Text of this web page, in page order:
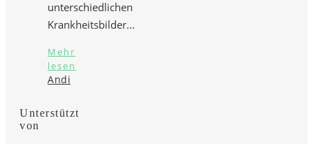
unterschiedlichen
Krankheitsbilder...
Mehr
lesen
Andi
Unterstützt
von